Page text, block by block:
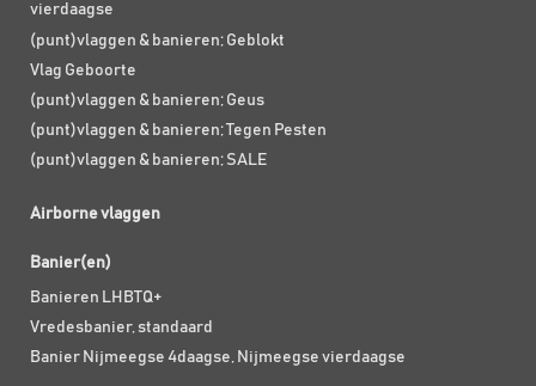
vierdaagse
(punt)vlaggen & banieren; Geblokt
Vlag Geboorte
(punt)vlaggen & banieren; Geus
(punt)vlaggen & banieren; Tegen Pesten
(punt)vlaggen & banieren; SALE
Airborne vlaggen
Banier(en)
Banieren LHBTQ+
Vredesbanier, standaard
Banier Nijmeegse 4daagse, Nijmeegse vierdaagse